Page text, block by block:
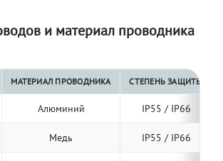
и материал проводника
МАТЕРИАЛ ПРОВОДНИКА СТЕПЕНЬ ЗАЩИТЫ
Алюминий IP55 / IP66
Медь IP55 / IP66